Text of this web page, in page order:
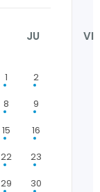
JU VI
1
2
8
9
15
16
22
23
29
30